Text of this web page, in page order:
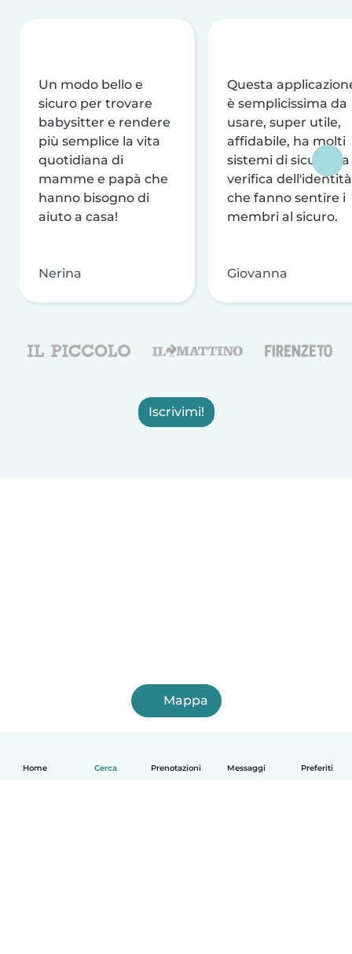
Home Cerca Prenotazioni Messaggi Preferiti
Un modo bello e
sicuro per trovare
babysitter e rendere
più semplice la vita
quotidiana di
mamme e papà che
hanno bisogno di
aiuto a casa!
Nerina
Questa
è semplicissima da
usare, super utile,
affidabile, ha molti
sistemi di sicurezza
verifica dell'identità
che fanno sentire i
membri al sicuro.
Giovanna
Iscrivimi!
Mappa